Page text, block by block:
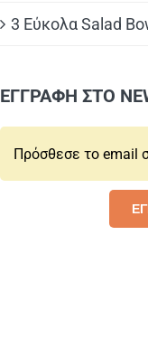
3 Εύκολα Salad
ΕΓΓΡΑΦΗ ΣΤΟ